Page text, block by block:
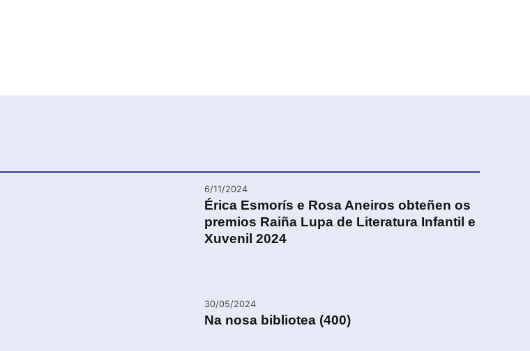
6/11/2024
Érica Esmorís e Rosa Aneiros obteñen os
premios Raiña Lupa de Literatura Infantil e
Xuvenil 2024
30/05/2024
Na nosa bibliotea (400)